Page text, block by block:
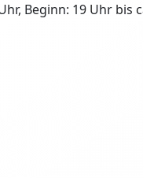
Beginn: 19 Uhr bis